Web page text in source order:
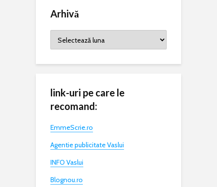
Arhivă
link-uri pe care le
recomand:
EmmeScrie.ro
Agentie publicitate Vaslui
INFO Vaslui
Blognou.ro